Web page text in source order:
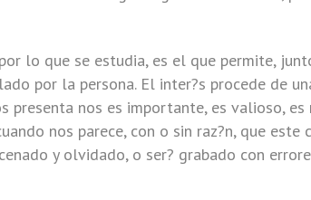
lo que se estudia, es el que permite,
por la persona. El inter?s procede de
presenta nos es importante, es valioso,
nos parece, con o sin raz?n, que
y olvidado, o ser? grabado con